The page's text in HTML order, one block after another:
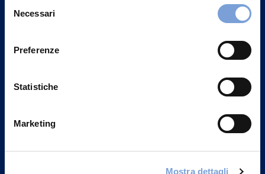
può trovare nel footer del sito nella sezione "Informativa
delNecessari
Preferenze
Statistiche
Marketing
Mostra dettagli
Vittoria Assicurazioni S.p.A.